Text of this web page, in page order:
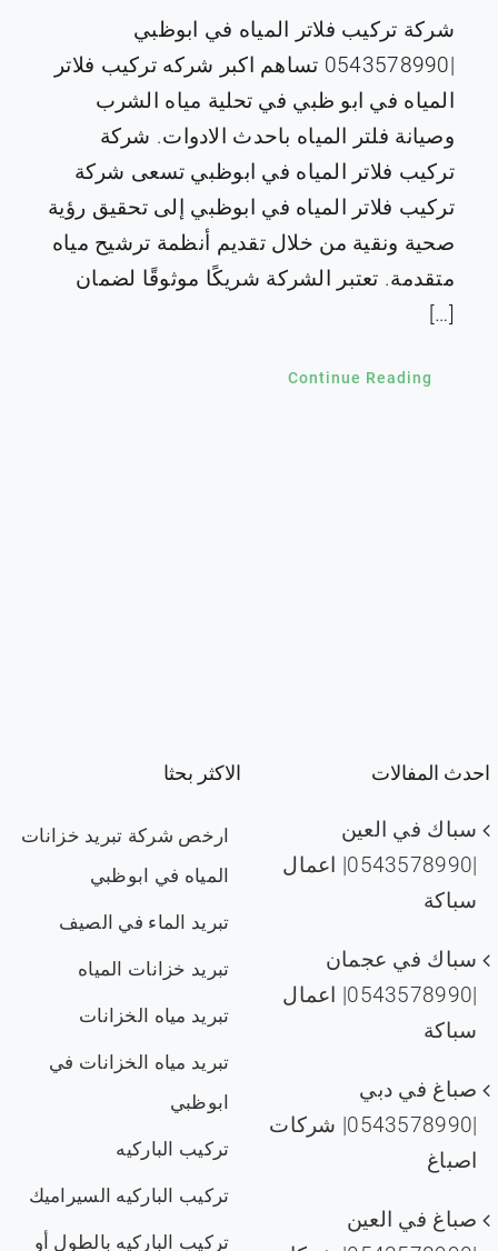
شركة تركيب فلاتر المياه في ابوظبي
|0543578990 تساهم اكبر شركه تركيب فلاتر
المياه في ابو ظبي في تحلية مياه الشرب
وصيانة فلتر المياه باحدث الادوات. شركة
تركيب فلاتر المياه في ابوظبي تسعى شركة
تركيب فلاتر المياه في ابوظبي إلى تحقيق رؤية
صحية ونقية من خلال تقديم أنظمة ترشيح مياه
متقدمة. تعتبر الشركة شريكًا موثوقًا لضمان
[…]
Continue Reading
احدث المفالات
سباك في العين
|0543578990| اعمال
سباكة
سباك في عجمان
|0543578990| اعمال
سباكة
صباغ في دبي
|0543578990| شركات
اصباغ
صباغ في العين
الاكثر بحثا
ارخص شركة تبريد خزانات
المياه في ابوظبي
تبريد الماء في الصيف
تبريد خزانات المياه
تبريد مياه الخزانات
تبريد مياه الخزانات في
ابوظبي
تركيب الباركيه
تركيب الباركيه السيراميك
تركيب الباركيه بالطول أو